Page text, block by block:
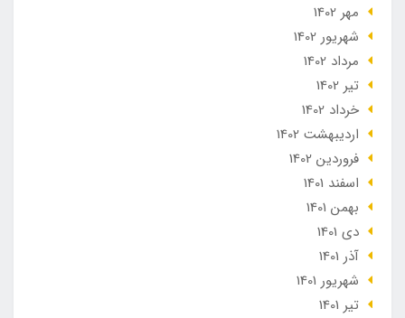
مهر 1402
شهریور 1402
مرداد 1402
تير 1402
خرداد 1402
ارديبهشت 1402
فروردین 1402
اسفند 1401
بهمن 1401
دی 1401
آذر 1401
شهریور 1401
تير 1401